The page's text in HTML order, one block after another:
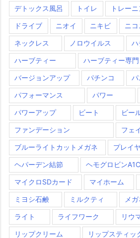
デトックス風呂 トイレ トレー
ドライブ ニオイ ニキビ ニ
ネックレス ノロウイルス ハ
ハーブティー ハーブティー専門
バージョンアップ パチンコ パ
パフォーマンス パワー
パワーアップ ビート ビー
ファンデーション フェ
ブルーライトカットメガネ プレイ
ヘパーデン結節 ヘモグロビンA1C
マイクロSDカード マイホーム
ミヨシ石鹸 ミルクティ メ
ライト ライフワーク リウ
リップクリーム リップスティッ